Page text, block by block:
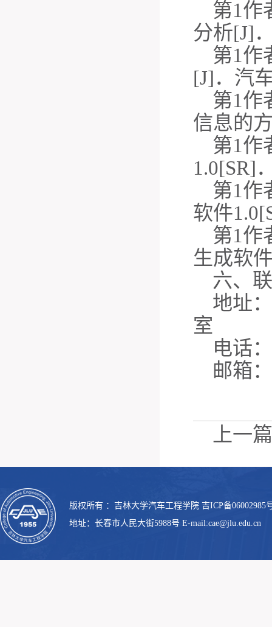
第1作
分析[J]
第1作
[J]．汽
第1作
信息的
第1作
1.0[SR]
第1作
软件
第1作
生成软
六、
地址
室
电话：
邮箱：
上一
版权所有 ：吉林大学汽车工程学院 吉ICP备06002985
地址：长春市人民大街5988号 E-mail:cae@jlu.edu.cn